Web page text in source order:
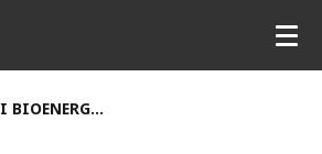
BAKONYI BIOENERGIA Kft._Számlázó rendszer tanúsítvány_2021_melléklettel